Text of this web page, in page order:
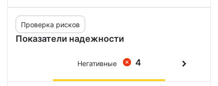
Показатели надежности
Проверка рисков
4
Негативные